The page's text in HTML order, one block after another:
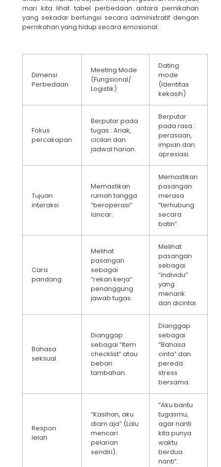
mari kita lihat tabel perbedaan antara pernikahan
yang sekadar berfungsi secara administratif dengan
pernikahan yang hidup secara emosional:
Dimensi
Perbedaan
Meeting Mode
(Fungsional/
Logistik)
Dating
mode
(Identitas
kekasih)
Fokus
percakapan
Berputar pada
tugas : Anak,
cicilan dan
jadwal harian.
Berputar
pada rasa :
perasaan,
impian dan
apresiasi.
Tujuan
interaksi
Memastikan
rumah tangga
“beroperasi”
lancar.
Memastikan
pasangan
merasa
“terhubung
secara
batin”.
Cara
pandang
Melihat
pasangan
sebagai
“rekan kerja”
penanggung
jawab tugas.
Melihat
pasangan
sebagai
“individu”
yang
menarik
dan dicintai.
Bahasa
seksual
Dianggap
sebagai “Item
checklist” atau
beban
tambahan.
Dianggap
sebagai
“Bahasa
cinta” dan
pereda
stress
bersama.
Respon
lelah
“Kasihan, aku
diam aja” (Lalu
mencari
pelarian
sendiri).
“Aku bantu
tugasmu,
agar nanti
kita punya
waktu
berdua
nanti”.